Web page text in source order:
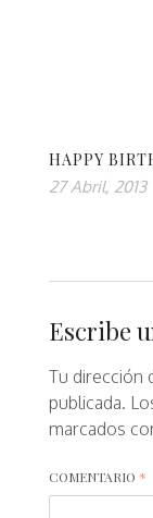
HAPPY
27 Abril, 2013
Escribe
Tu dirección
publicada.
marcados
COMENTARIO *